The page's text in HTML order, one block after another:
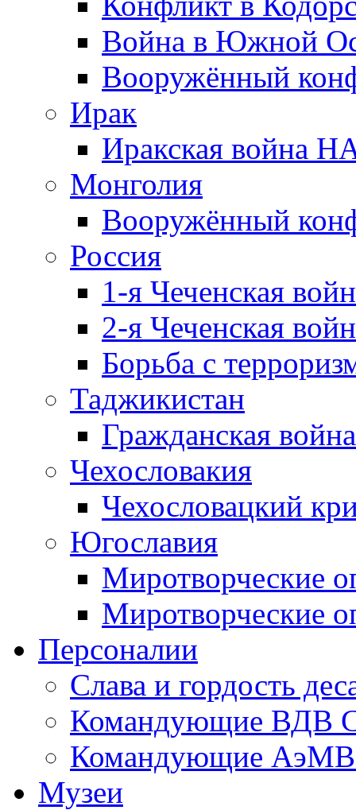
Война в Южной
Вооружённый
Ирак
Иракская война
Монголия
Вооружённый
Россия
1-я Чеченская
2-я Чеченская
Борьба с
Таджикистан
Гражданская
Чехословакия
Чехословацкий
Югославия
Миротворческие
Миротворческие
Персоналии
Слава и гордость
Командующие ВДВ
Командующие АэМВ
Музеи